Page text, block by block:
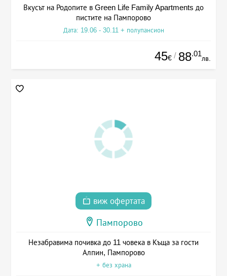
Вкусът на Родопите в Green Life Family Apartments до
пистите на Пампорово
Дата: 19.06 - 30.11 + полупансион
45€ / 88.01
лв.
виж офертата
Пампорово
Незабравима почивка до 11 човека в Къща за гости
Алпин, Пампорово
+ без храна